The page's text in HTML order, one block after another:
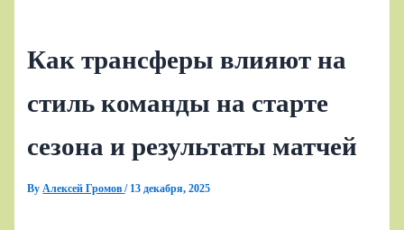
Как трансферы влияют на
стиль команды на старте
сезона и результаты матчей
ByАлексей Громов/ 13 декабря, 2025